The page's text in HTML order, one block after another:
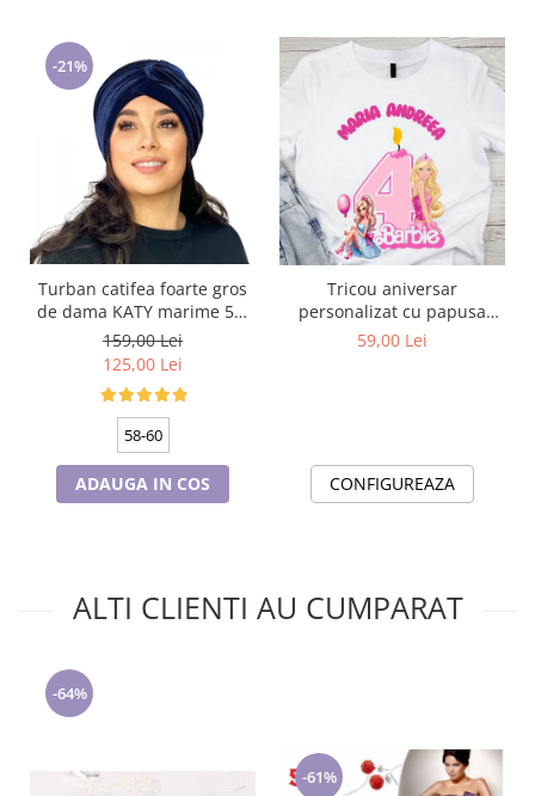
-21%
Turban catifea foarte gros
de dama KATY marime 58-
60, captuseala polar,
culoare bleomarin
159,00 Lei
125,00 Lei
58-60
ADAUGA IN COS
Tricou aniversar
personalizat cu papusa
Barbie TAN1011
59,00 Lei
CONFIGUREAZA
ALTI CLIENTI AU CUMPARAT
-64%
-61%